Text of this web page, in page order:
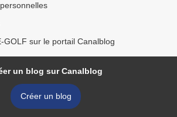
GOLF sur le portail Canalblog
un blog sur Canalblog
Créer un blog